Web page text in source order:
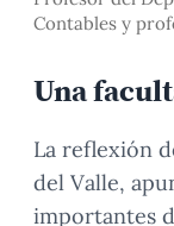
Contables y
Una
La reflexión
del Valle,
importantes